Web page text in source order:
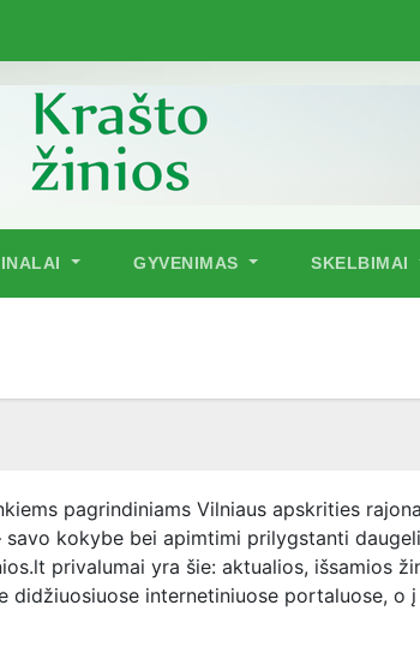
GYVENIMAS SKELBIMAI
pagrindiniams Vilniaus apskrities
savo kokybe bei apimtimi prilygstanti
privalumai yra šie: aktualios, išsamios
didžiuosiuose internetiniuose portaluose, o